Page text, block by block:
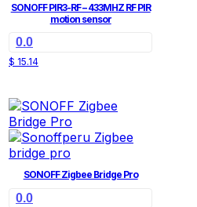
SONOFF PIR3-RF – 433MHZ RF PIR
motion sensor
0.0
$ 15.14
SONOFF Zigbee Bridge Pro
0.0